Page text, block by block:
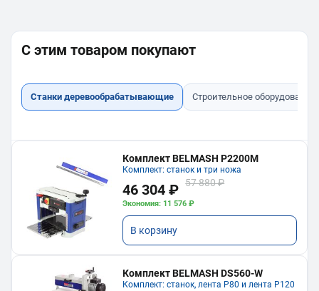
С этим товаром покупают
Станки деревообрабатывающие Строительное оборудование
Комплект BELMASH P2200M
Комплект: станок и три ножа
46 304 ₽ 57 880 ₽
Экономия: 11 576 ₽
В корзину
Комплект BELMASH DS560-W
Комплект: станок, лента P80 и лента P120